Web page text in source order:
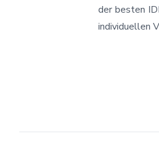
der besten
individuellen